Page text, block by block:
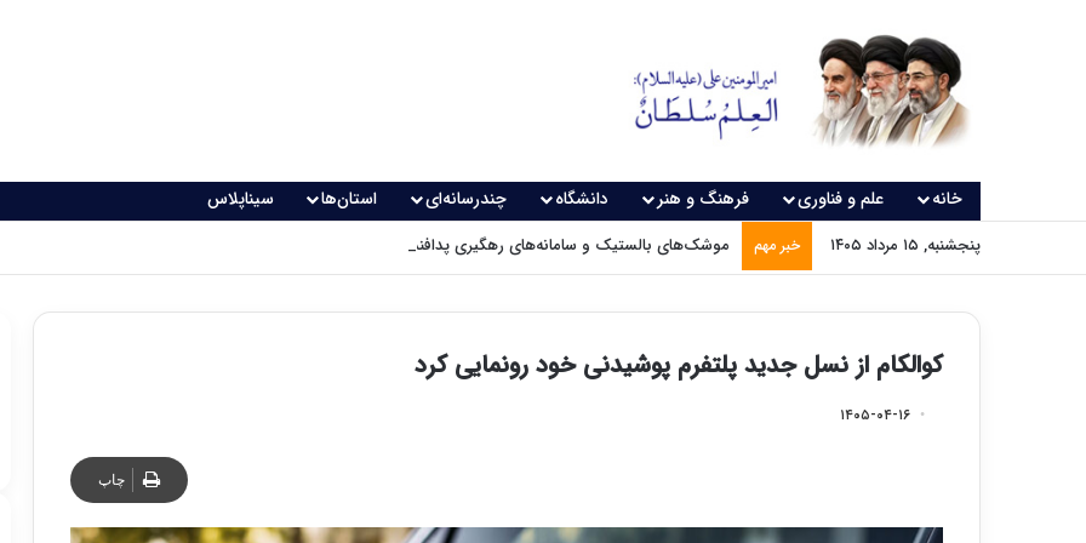
خانه علم و فناوری فرهنگ و هنر دانشگاه چندرسانه‌ای استان‌ها سیناپلاس
پنجشنبه, ۱۵ مرداد ۱۴۰۵ خبر مهم موشک‌های بالستیک و سامانه‌های رهگیری پدافندی چگونه کار می کنند؟
کوالکام از نسل جدید پلتفرم پوشیدنی خود رونمایی کرد
۱۴۰۵-۰۴-۱۶
چاپ